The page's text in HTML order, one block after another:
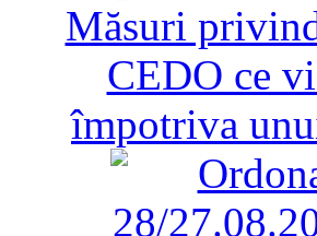
Măsuri
CEDO ce
împotriva